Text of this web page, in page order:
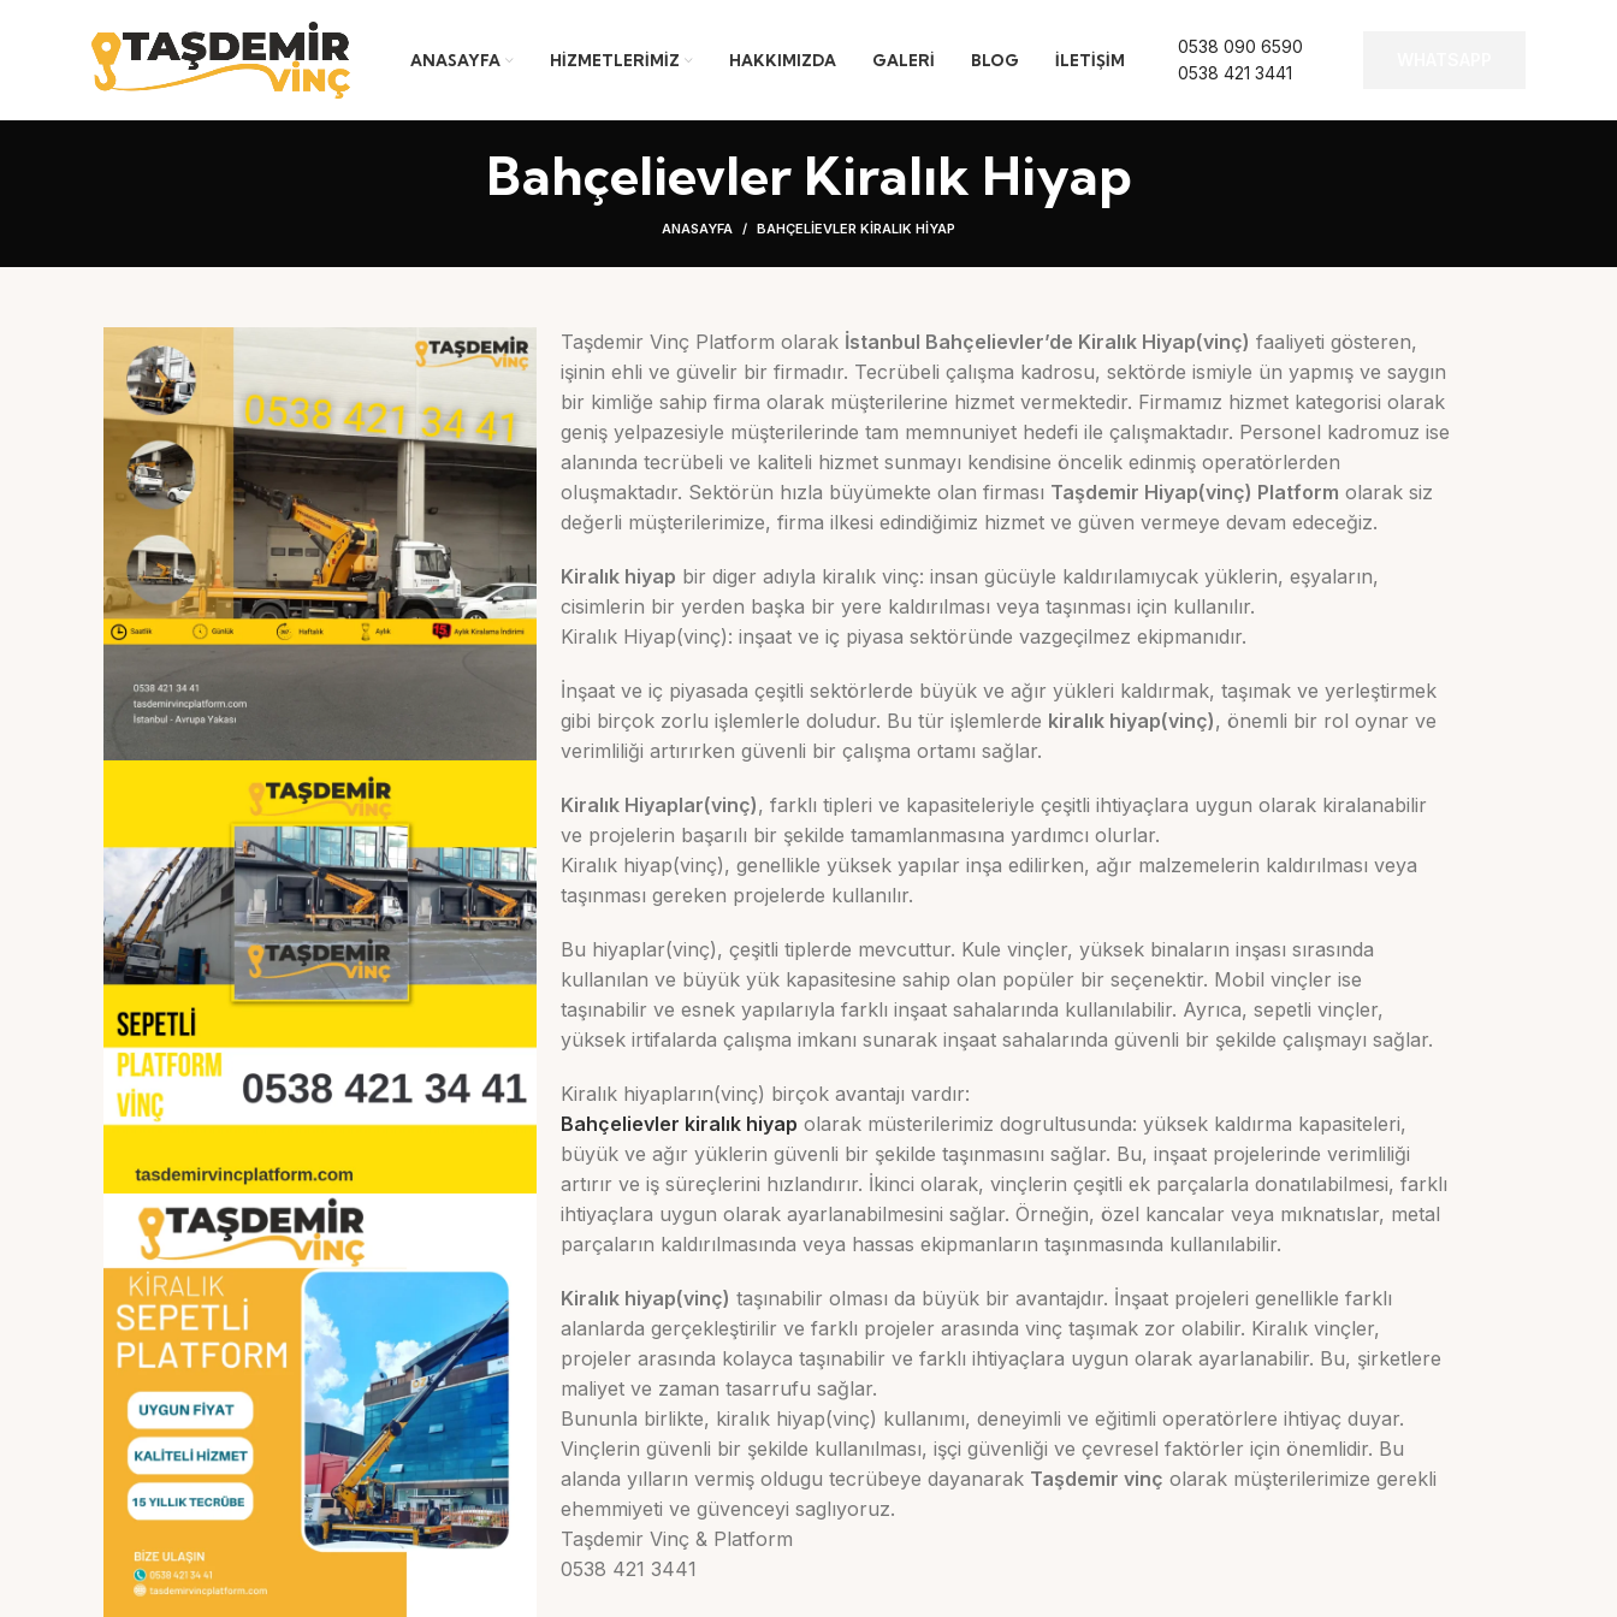
ANASAYFA HIZMETLERIMIZ HAKKIMIZDA GALERI BLOG İLETIŞIM
0538 090 6590
0538 421 3441
Bahçelievler Kiralık Hiyap
ANASAYFA BAHÇELIEVLER KIRALIK HIYAP
Taşdemir Vinç Platform olarak İstanbul Bahçelievler’de Kiralık Hiyap(vinç) faaliyeti gösteren,
işinin ehli ve güvelir bir firmadır. Tecrübeli çalışma kadrosu, sektörde ismiyle ün yapmış ve saygın
bir kimliğe sahip firma olarak müşterilerine hizmet vermektedir. Firmamız hizmet kategorisi olarak
geniş yelpazesiyle müşterilerinde tam memnuniyet hedefi ile çalışmaktadır. Personel kadromuz ise
alanında tecrübeli ve kaliteli hizmet sunmayı kendisine öncelik edinmiş operatörlerden
oluşmaktadır. Sektörün hızla büyümekte olan firması Taşdemir Hiyap(vinç) Platform olarak siz
değerli müşterilerimize, firma ilkesi edindiğimiz hizmet ve güven vermeye devam edeceğiz.
Kiralık hiyap bir diger adıyla kiralık vinç: insan gücüyle kaldırılamıycak yüklerin, eşyaların,
cisimlerin bir yerden başka bir yere kaldırılması veya taşınması için kullanılır.
Kiralık Hiyap(vinç): inşaat ve iç piyasa sektöründe vazgeçilmez ekipmanıdır.
İnşaat ve iç piyasada çeşitli sektörlerde büyük ve ağır yükleri kaldırmak, taşımak ve yerleştirmek
gibi birçok zorlu işlemlerle doludur. Bu tür işlemlerde kiralık hiyap(vinç), önemli bir rol oynar ve
verimliliği artırırken güvenli bir çalışma ortamı sağlar.
Kiralık Hiyaplar(vinç), farklı tipleri ve kapasiteleriyle çeşitli ihtiyaçlara uygun olarak kiralanabilir
ve projelerin başarılı bir şekilde tamamlanmasına yardımcı olurlar.
Kiralık hiyap(vinç), genellikle yüksek yapılar inşa edilirken, ağır malzemelerin kaldırılması veya
taşınması gereken projelerde kullanılır.
Bu hiyaplar(vinç), çeşitli tiplerde mevcuttur. Kule vinçler, yüksek binaların inşası sırasında
kullanılan ve büyük yük kapasitesine sahip olan popüler bir seçenektir. Mobil vinçler ise
taşınabilir ve esnek yapılarıyla farklı inşaat sahalarında kullanılabilir. Ayrıca, sepetli vinçler,
yüksek irtifalarda çalışma imkanı sunarak inşaat sahalarında güvenli bir şekilde çalışmayı sağlar.
Kiralık hiyapların(vinç) birçok avantajı vardır:
Bahçelievler kiralık hiyap olarak müsterilerimiz dogrultusunda: yüksek kaldırma kapasiteleri,
büyük ve ağır yüklerin güvenli bir şekilde taşınmasını sağlar. Bu, inşaat projelerinde verimliliği
artırır ve iş süreçlerini hızlandırır. İkinci olarak, vinçlerin çeşitli ek parçalarla donatılabilmesi, farklı
ihtiyaçlara uygun olarak ayarlanabilmesini sağlar. Örneğin, özel kancalar veya mıknatıslar, metal
parçaların kaldırılmasında veya hassas ekipmanların taşınmasında kullanılabilir.
Kiralık hiyap(vinç) taşınabilir olması da büyük bir avantajdır. İnşaat projeleri genellikle farklı
alanlarda gerçekleştirilir ve farklı projeler arasında vinç taşımak zor olabilir. Kiralık vinçler,
projeler arasında kolayca taşınabilir ve farklı ihtiyaçlara uygun olarak ayarlanabilir. Bu, şirketlere
maliyet ve zaman tasarrufu sağlar.
Bununla birlikte, kiralık hiyap(vinç) kullanımı, deneyimli ve eğitimli operatörlere ihtiyaç duyar.
Vinçlerin güvenli bir şekilde kullanılması, işçi güvenliği ve çevresel faktörler için önemlidir. Bu
alanda yılların vermiş oldugu tecrübeye dayanarak Taşdemir vinç olarak müşterilerimize gerekli
ehemmiyeti ve güvenceyi saglıyoruz.
Taşdemir Vinç & Platform
0538 421 3441